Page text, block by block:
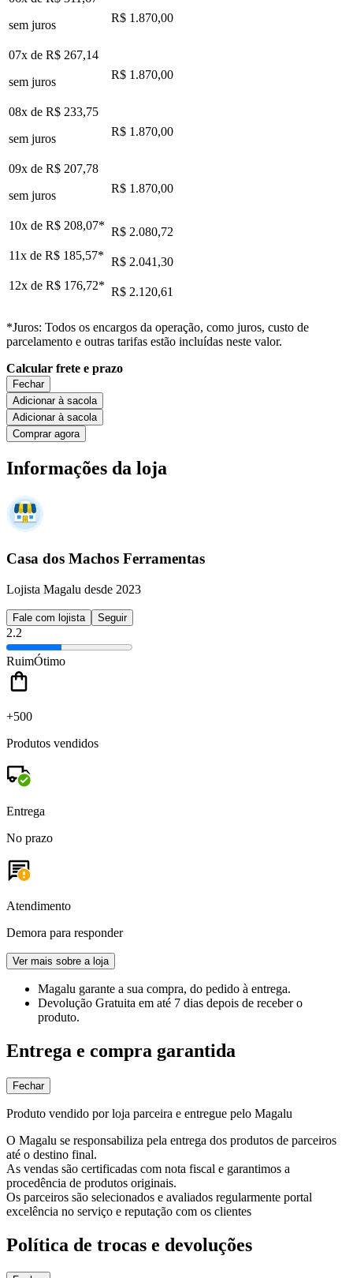
sem juros
R$ 1.870,00
07x de R$ 267,14
sem juros
R$ 1.870,00
08x de R$ 233,75
sem juros
R$ 1.870,00
09x de R$ 207,78
sem juros
R$ 1.870,00
10x de R$ 208,07* R$ 2.080,72
11x de R$ 185,57* R$ 2.041,30
12x de R$ 176,72* R$ 2.120,61
*Juros: Todos os encargos da operação, como juros, custo de
parcelamento e outras tarifas estão incluídas neste valor.
Calcular frete e prazo
Fechar
Adicionar à sacola
Adicionar à sacola
Comprar agora
Informações da loja
Casa dos Machos Ferramentas
Lojista Magalu desde 2023
Fale com lojista Seguir
2.2
RuimÓtimo
+500
Produtos vendidos
Entrega
No prazo
Atendimento
Demora para responder
Ver mais sobre a loja
Magalu garante a sua compra, do pedido à entrega.
Devolução Gratuita em até 7 dias depois de receber o
produto.
Entrega e compra garantida
Fechar
Produto vendido por loja parceira e entregue pelo Magalu
O Magalu se responsabiliza pela entrega dos produtos de parceiros
até o destino final.
As vendas são certificadas com nota fiscal e garantimos a
procedência de produtos originais.
Os parceiros são selecionados e avaliados regularmente portal
excelência no serviço e reputação com os clientes
Política de trocas e devoluções